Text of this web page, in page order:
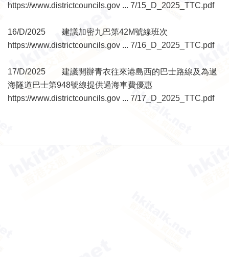
https://www.districtcouncils.gov ... 7/15_D_2025_TTC.pdf
16/D/2025 建議加密九巴第42M號線班次
https://www.districtcouncils.gov ... 7/16_D_2025_TTC.pdf
17/D/2025 建議開辦青衣往來港島西的巴士路線及為過
海隧道巴士第948號線提供過海車費優惠
https://www.districtcouncils.gov ... 7/17_D_2025_TTC.pdf